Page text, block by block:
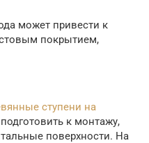
может привести к
покрытием,
ступени на
к монтажу,
поверхности. На